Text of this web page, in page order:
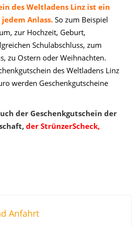
des Weltladens Linz ist ein
jedem Anlass. So zum Beispiel
zur Hochzeit, Geburt,
Schulabschluss, zum
zu Ostern oder Weihnachten.
des Weltladens Linz
werden Geschenkgutscheine
der Geschenkgutschein der
der StrünzerScheck,
Anfahrt